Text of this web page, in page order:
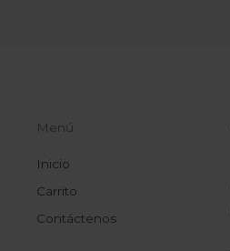
Menú
Inicio
Carrito
Contáctenos